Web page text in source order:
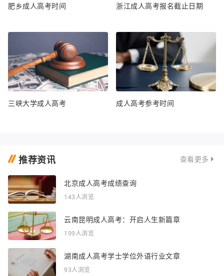
肥乡成人高考时间 浙江成人高考报名截止日期
三峡大学成人高考 成人高考参考时间
推荐资讯 查看更多
北京成人高考成绩查询
143人浏览
云南昆明成人高考：开启人生新篇章
199人浏览
湖南成人高考学士学位外语行业文章
93人浏览